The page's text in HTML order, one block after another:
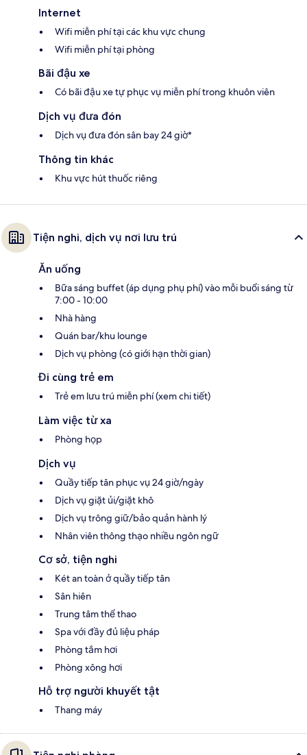
Internet
Wifi miễn phí tại các khu vực chung
Wifi miễn phí tại phòng
Bãi đậu xe
Có bãi đậu xe tự phục vụ miễn phí trong khuôn viên
Dịch vụ đưa đón
Dịch vụ đưa đón sân bay 24 giờ*
Thông tin khác
Khu vực hút thuốc riêng
Tiện nghi, dịch vụ nơi lưu trú
Ăn uống
Bữa sáng buffet (áp dụng phụ phí) vào mỗi buổi sáng từ
7:00 - 10:00
Nhà hàng
Quán bar/khu lounge
Dịch vụ phòng (có giới hạn thời gian)
Đi cùng trẻ em
Trẻ em lưu trú miễn phí (xem chi tiết)
Làm việc từ xa
Phòng họp
Dịch vụ
Quầy tiếp tân phục vụ 24 giờ/ngày
Dịch vụ giặt ủi/giặt khô
Dịch vụ trông giữ/bảo quản hành lý
Nhân viên thông thạo nhiều ngôn ngữ
Cơ sở, tiện nghi
Két an toàn ở quầy tiếp tân
Sân hiên
Trung tâm thể thao
Spa với đầy đủ liệu pháp
Phòng tắm hơi
Phòng xông hơi
Hỗ trợ người khuyết tật
Thang máy